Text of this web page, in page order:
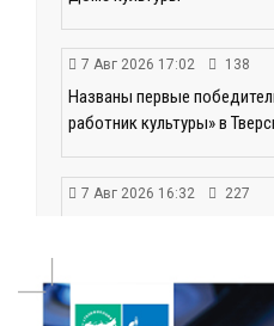
7 Авг 2026 17:02 138
Названы первые
работник культуры» в
7 Авг 2026 16:32 227
7 Авг 2026 16:02